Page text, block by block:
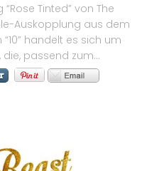
Tinted” von The
Auskopplung aus dem
handelt es sich um
passend zum...